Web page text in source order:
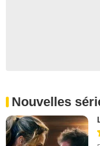
Nouvelles